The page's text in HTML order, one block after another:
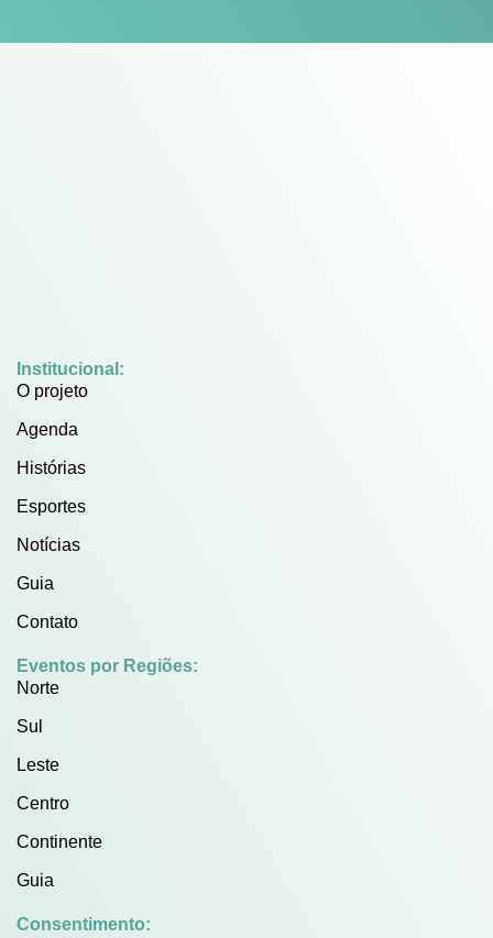
Institucional:
O projeto
Agenda
Histórias
Esportes
Notícias
Guia
Contato
Eventos por Regiões:
Norte
Sul
Leste
Centro
Continente
Guia
Consentimento: